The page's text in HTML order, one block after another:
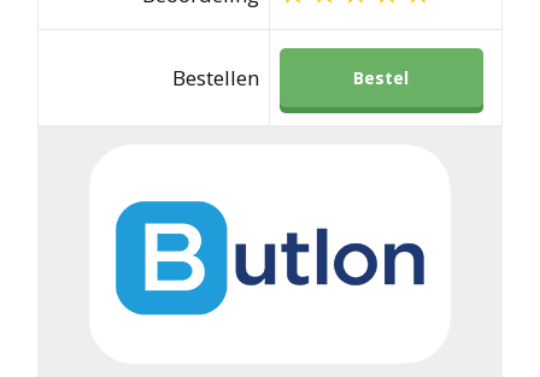
Bestellen Bestel